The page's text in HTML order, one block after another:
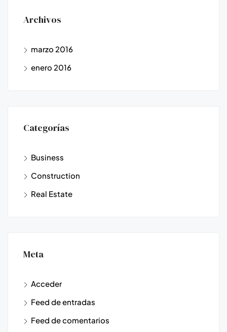
Archivos
marzo 2016
enero 2016
Categorías
Business
Construction
Real Estate
Meta
Acceder
Feed de entradas
Feed de comentarios